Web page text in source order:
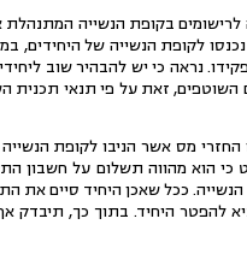
בקופת הנשייה
לקופת הנשייה של היחידים,
נראה כי יש להבהיר שוב
השוטפים, זאת על פי תנאי תכנית
מס אשר הניבו לקופת
כי הוא מהווה תשלום על חשבון
ככל שאכן היחיד סיים את
להפטר היחיד. בתוך כך, תיבדק